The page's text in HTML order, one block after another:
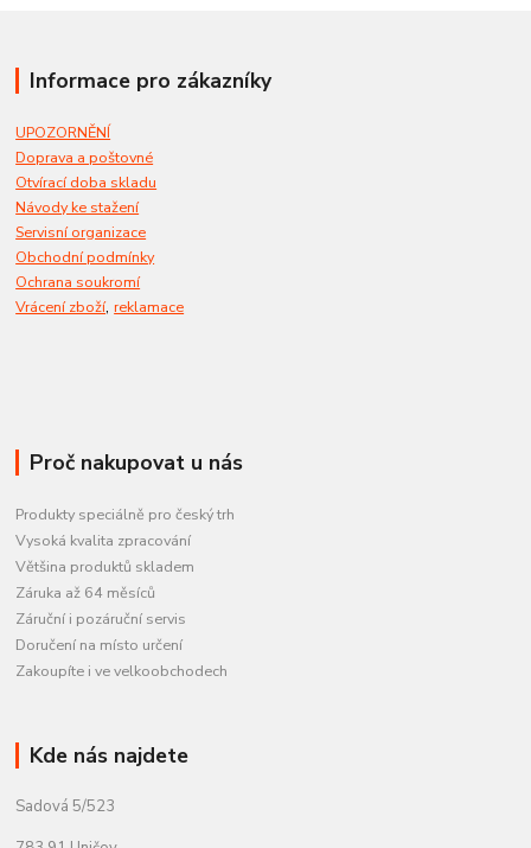
Informace pro zákazníky
UPOZORNĚNÍ
Doprava a poštovné
Otvírací doba skladu
Návody ke stažení
Servisní organizace
Obchodní podmínky
Ochrana soukromí
Vrácení zboží,reklamace
Proč nakupovat u nás
Produkty speciálně pro český trh
Vysoká kvalita zpracování
Většina produktů skladem
Záruka až 64 měsíců
Záruční i pozáruční servis
Doručení na místo určení
Zakoupíte i ve velkoobchodech
Kde nás najdete
Sadová 5/523